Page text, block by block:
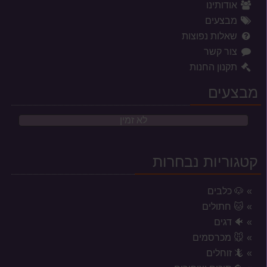
אודותינו
מבצעים
שאלות נפוצות
צור קשר
תקנון החנות
מבצעים
לא זמין
קטגוריות נבחרות
🐶 כלבים
🐱 חתולים
🐠 דגים
🐭 מכרסמים
🦎 זוחלים